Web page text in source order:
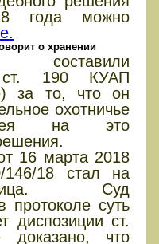
года можно
о хранении
составили
ст. 190 КУАП
за то, что он
охотничье
на это
16 марта 2018
18 стал на
Суд
протоколе суть
диспозиции ст.
что